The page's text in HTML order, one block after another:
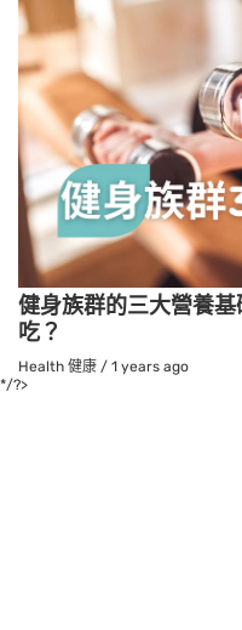
健身族群的三大營養
吃？
Health 健康 / 1 years ago
*/?>